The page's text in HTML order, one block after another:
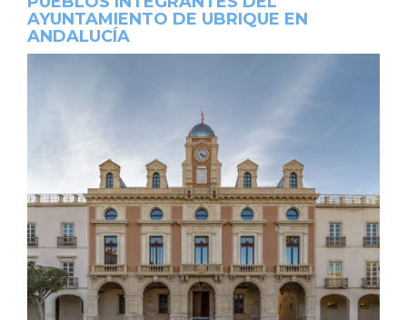
AYUNTAMIENTO DE UBRIQUE EN
ANDALUCÍA